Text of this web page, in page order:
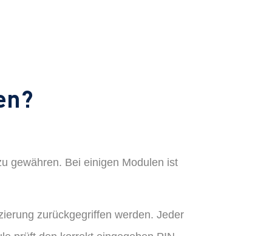
gewähren. Bei einigen Modulen ist
zurückgegriffen werden. Jeder